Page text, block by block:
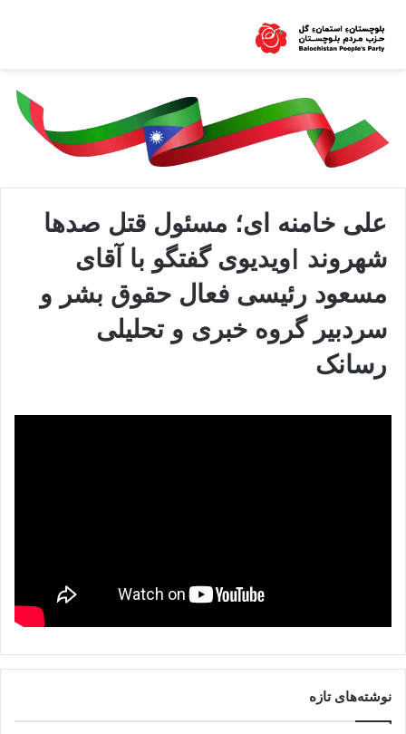
علی خامنه ای؛ مسئول قتل صدها
شهروند |ویدیوی گفتگو با آقای
مسعود رئیسی فعال حقوق بشر و
سردبیر گروه خبری و تحلیلی
رسانک
نوشته‌های تازه